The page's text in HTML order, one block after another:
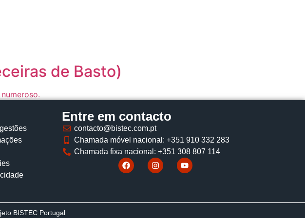
de Basto)
Entre em contacto
contacto@bistec.com.pt
Chamada móvel nacional: +351 910 332 283
Chamada fixa nacional: +351 308 807 114
BISTEC Portugal